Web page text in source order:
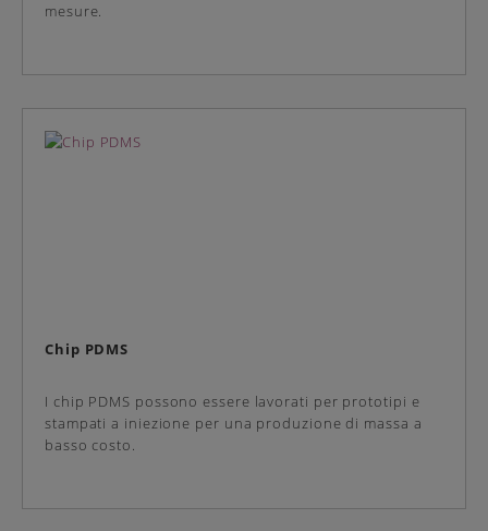
mesure.
Chip PDMS
I chip PDMS possono essere lavorati per prototipi e
stampati a iniezione per una produzione di massa a
basso costo.